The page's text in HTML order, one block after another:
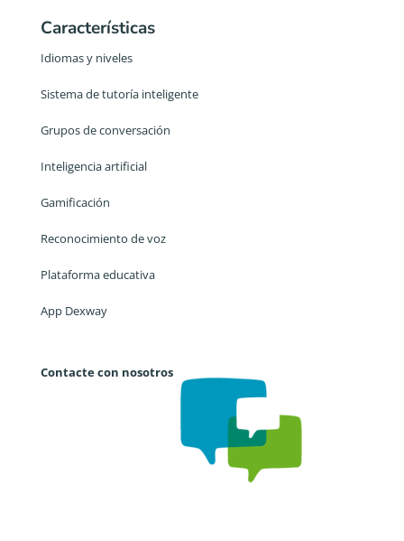
Características
Idiomas y niveles
Sistema de tutoría inteligente
Grupos de conversación
Inteligencia artificial
Gamificación
Reconocimiento de voz
Plataforma educativa
App Dexway
Contacte con nosotros